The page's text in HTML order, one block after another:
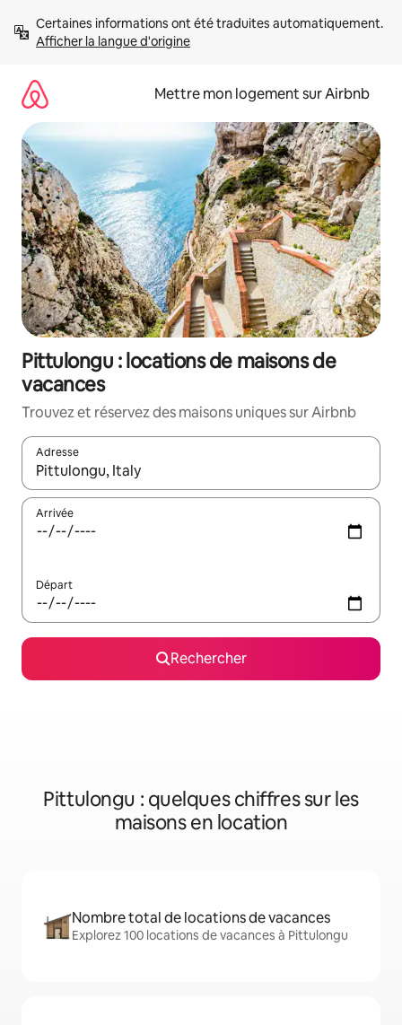
directement
Afficher la langue d'origine
Mettre mon logement sur Airbnb
Pittulongu : locations de maisons de
vacances
Trouvez et réservez des maisons uniques sur Airbnb
Adresse
Lorsque les résultats s'affichent, utilisez les flèches vers le
Arrivée
Départ
Rechercher
Pittulongu : quelques chiffres sur les
maisons en location
Nombre total de locations de vacances
Explorez 100 locations de vacances à Pittulongu